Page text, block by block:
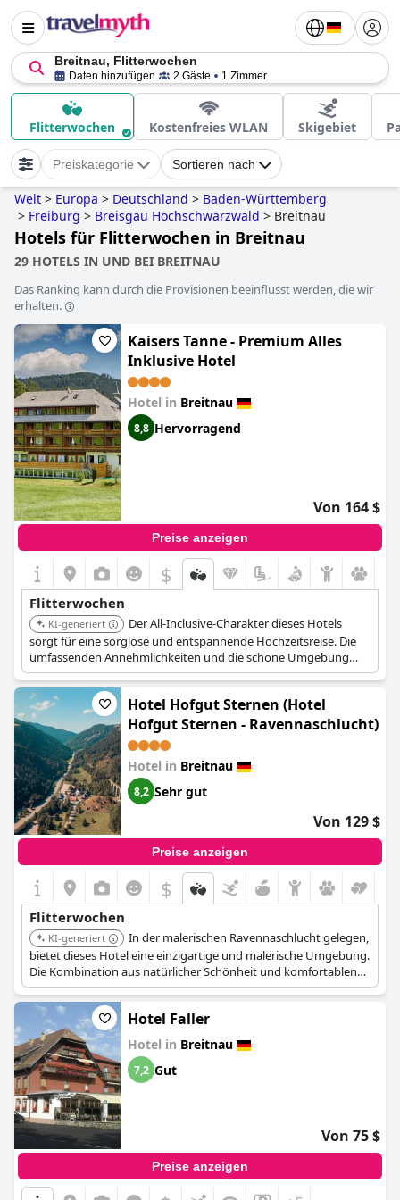
Breitnau, Flitterwochen
Daten hinzufügen 2 Gäste 1 Zimmer
Flitterwochen Kostenfreies WLAN Skigebiet
Preiskategorie Sortieren nach
Welt > Europa > Deutschland > Baden-Württemberg
> Freiburg > Breisgau Hochschwarzwald > Breitnau
Hotels für Flitterwochen in Breitnau
29 HOTELS IN UND BEI BREITNAU
Das Ranking kann durch die Provisionen beeinflusst werden, die wir
erhalten.
Kaisers Tanne - Premium Alles
Inklusive Hotel
Hotel in Breitnau
8,8 Hervorragend
Von 164 $
Preise anzeigen
$
Flitterwochen
KI-generiert
Der All-Inclusive-Charakter dieses Hotels
sorgt für eine sorglose und entspannende Hochzeitsreise. Die
umfassenden Annehmlichkeiten und die schöne Umgebung
bieten eine ideale Kulisse für einen romantischen Kurzurlaub.
Hotel Hofgut Sternen (Hotel
Hofgut Sternen - Ravennaschlucht)
Hotel in Breitnau
8,2 Sehr gut
Von 129 $
Preise anzeigen
$
Flitterwochen
KI-generiert
In der malerischen Ravennaschlucht gelegen,
bietet dieses Hotel eine einzigartige und malerische Umgebung.
Die Kombination aus natürlicher Schönheit und komfortablen
Unterkünften schafft ein romantisches und abenteuerliches
Flitterwochenerlebnis.
Hotel Faller
Hotel in Breitnau
7,2 Gut
Von 75 $
Preise anzeigen